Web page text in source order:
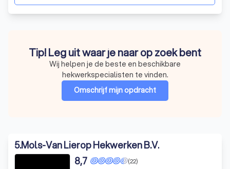
Tip! Leg uit waar je naar op zoek bent
Wij helpen je de beste en beschikbare
hekwerkspecialisten te vinden.
Omschrijf mijn opdracht
5.Mols-Van Lierop Hekwerken B.V.
(22)
8,7